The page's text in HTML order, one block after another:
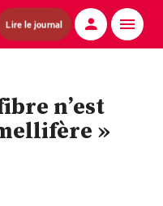
Lire le journal
n’est
»